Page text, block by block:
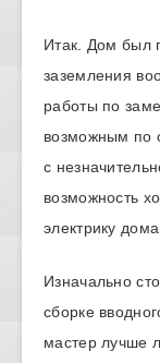
Итак. Дом был
заземления
работы по
возможным по
с
возможность
электрику
Изначально
сборке
мастер лучше